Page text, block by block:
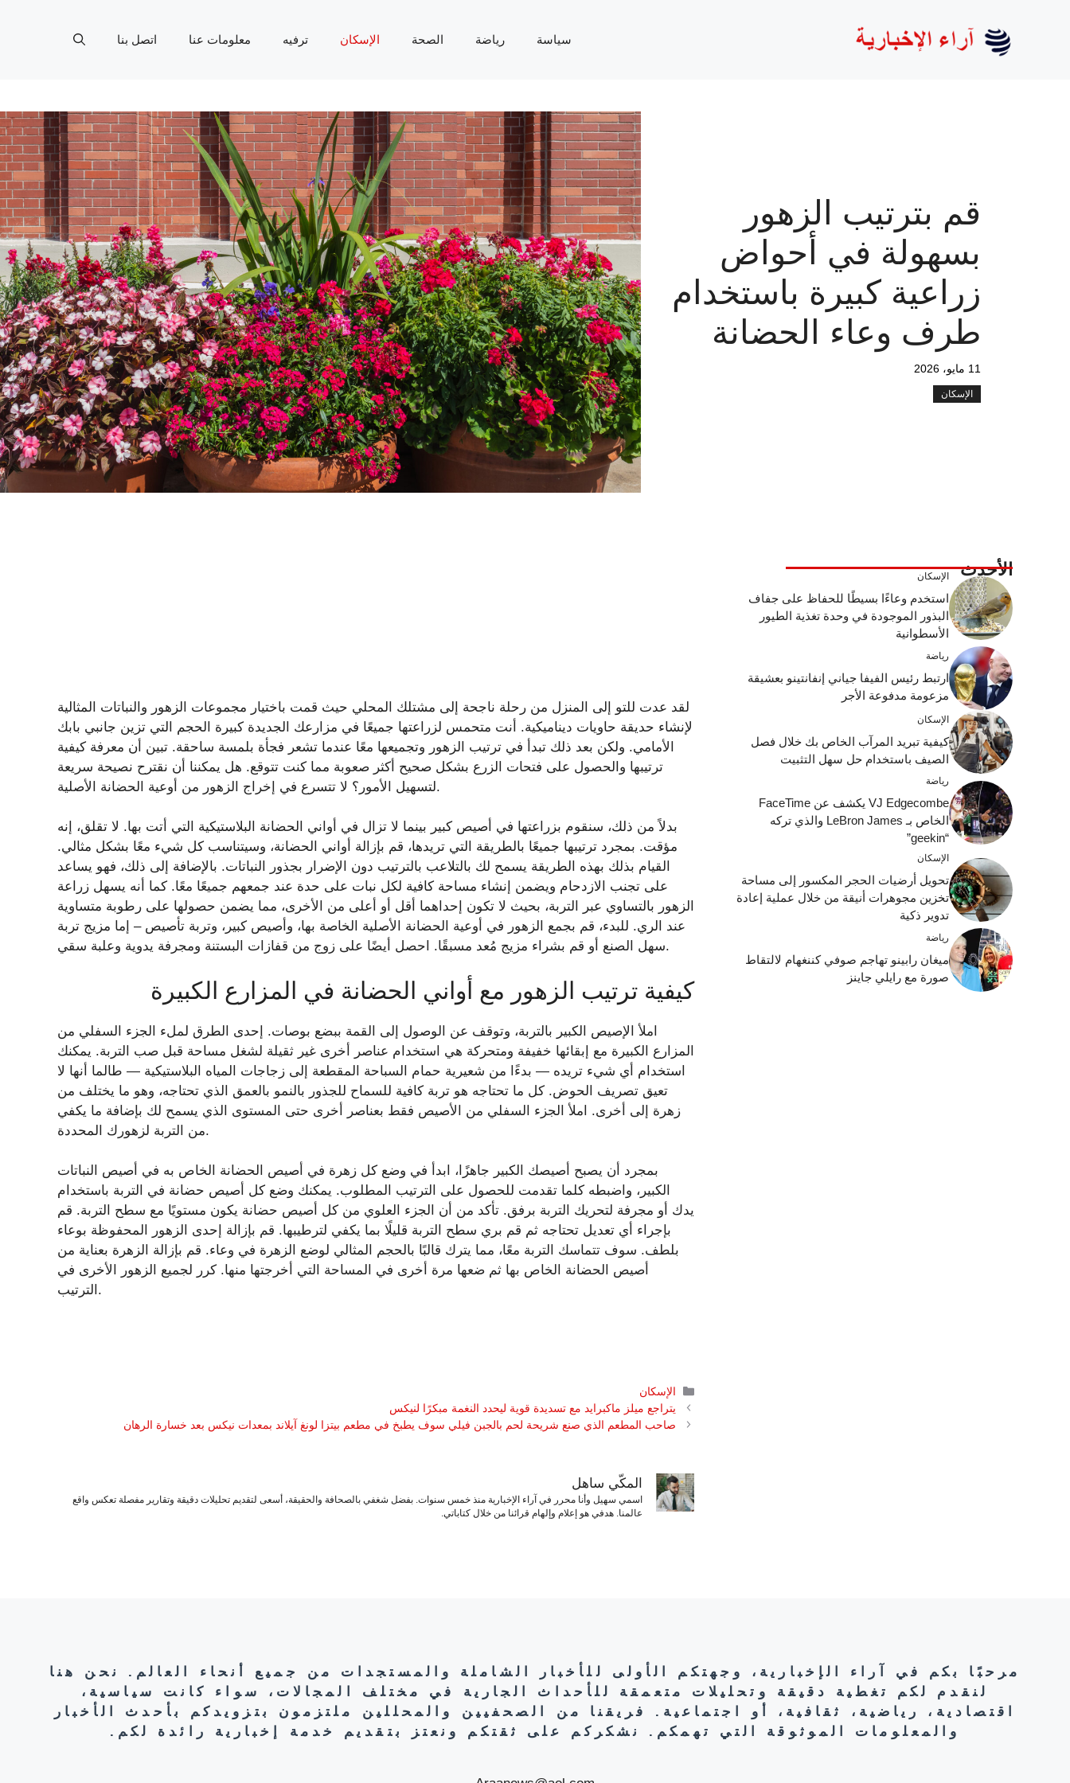
سياسة رياضة الصحة الإسكان ترفيه معلومات عنا اتصل بنا
قم بترتيب الزهور
بسهولة في أحواض
زراعية كبيرة باستخدام
طرف وعاء الحضانة
11 مايو، 2026
الإسكان
لقد عدت للتو إلى المنزل من رحلة ناجحة إلى مشتلك المحلي حيث قمت باختيار مجموعات الزهور والنباتات المثالية
لإنشاء حديقة حاويات ديناميكية. أنت متحمس لزراعتها جميعًا في مزارعك الجديدة كبيرة الحجم التي تزين جانبي بابك
الأمامي. ولكن بعد ذلك تبدأ في ترتيب الزهور وتجميعها معًا عندما تشعر فجأة بلمسة ساحقة. تبين أن معرفة كيفية
ترتيبها والحصول على فتحات الزرع بشكل صحيح أكثر صعوبة مما كنت تتوقع. هل يمكننا أن نقترح نصيحة سريعة
لتسهيل الأمور؟ لا تتسرع في إخراج الزهور من أوعية الحضانة الأصلية.
بدلاً من ذلك، سنقوم بزراعتها في أصيص كبير بينما لا تزال في أواني الحضانة البلاستيكية التي أتت بها. لا تقلق، إنه
مؤقت. بمجرد ترتيبها جميعًا بالطريقة التي تريدها، قم بإزالة أواني الحضانة، وسيتناسب كل شيء معًا بشكل مثالي.
القيام بذلك بهذه الطريقة يسمح لك بالتلاعب بالترتيب دون الإضرار بجذور النباتات. بالإضافة إلى ذلك، فهو يساعد
على تجنب الازدحام ويضمن إنشاء مساحة كافية لكل نبات على حدة عند جمعهم جميعًا معًا. كما أنه يسهل زراعة
الزهور بالتساوي عبر التربة، بحيث لا تكون إحداهما أقل أو أعلى من الأخرى، مما يضمن حصولها على رطوبة متساوية
عند الري. للبدء، قم بجمع الزهور في أوعية الحضانة الأصلية الخاصة بها، وأصيص كبير، وتربة تأصيص – إما مزيج تربة
سهل الصنع أو قم بشراء مزيج مُعد مسبقًا. احصل أيضًا على زوج من قفازات البستنة ومجرفة يدوية وعلبة سقي.
كيفية ترتيب الزهور مع أواني الحضانة في المزارع الكبيرة
املأ الإصيص الكبير بالتربة، وتوقف عن الوصول إلى القمة ببضع بوصات. إحدى الطرق لملء الجزء السفلي من
المزارع الكبيرة مع إبقائها خفيفة ومتحركة هي استخدام عناصر أخرى غير ثقيلة لشغل مساحة قبل صب التربة. يمكنك
استخدام أي شيء تريده — بدءًا من شعيرية حمام السباحة المقطعة إلى زجاجات المياه البلاستيكية — طالما أنها لا
تعيق تصريف الحوض. كل ما تحتاجه هو تربة كافية للسماح للجذور بالنمو بالعمق الذي تحتاجه، وهو ما يختلف من
زهرة إلى أخرى. املأ الجزء السفلي من الأصيص فقط بعناصر أخرى حتى المستوى الذي يسمح لك بإضافة ما يكفي
من التربة لزهورك المحددة.
بمجرد أن يصبح أصيصك الكبير جاهزًا، ابدأ في وضع كل زهرة في أصيص الحضانة الخاص به في أصيص النباتات
الكبير، واضبطه كلما تقدمت للحصول على الترتيب المطلوب. يمكنك وضع كل أصيص حضانة في التربة باستخدام
يدك أو مجرفة لتحريك التربة برفق. تأكد من أن الجزء العلوي من كل أصيص حضانة يكون مستويًا مع سطح التربة. قم
بإجراء أي تعديل تحتاجه ثم قم بري سطح التربة قليلًا بما يكفي لترطيبها. قم بإزالة إحدى الزهور المحفوظة بوعاء
بلطف. سوف تتماسك التربة معًا، مما يترك قالبًا بالحجم المثالي لوضع الزهرة في وعاء. قم بإزالة الزهرة بعناية من
أصيص الحضانة الخاص بها ثم ضعها مرة أخرى في المساحة التي أخرجتها منها. كرر لجميع الزهور الأخرى في
الترتيب.
التصنيفات
الإسكان
يتراجع ميلز ماكبرايد مع تسديدة قوية ليحدد النغمة مبكرًا لنيكس
صاحب المطعم الذي صنع شريحة لحم بالجبن فيلي سوف يطبخ في مطعم بيتزا لونغ آيلاند بمعدات نيكس بعد خسارة الرهان
المكّي ساهل
اسمي سهيل وأنا محرر في آراء الإخبارية منذ خمس سنوات. بفضل شغفي بالصحافة والحقيقة، أسعى لتقديم تحليلات دقيقة وتقارير مفصلة تعكس واقع
عالمنا. هدفي هو إعلام وإلهام قرائنا من خلال كتاباتي.
الأحدث الإسكان
استخدم وعاءًا بسيطًا للحفاظ على جفاف
البذور الموجودة في وحدة تغذية الطيور
الأسطوانية
رياضة
ارتبط رئيس الفيفا جياني إنفانتينو بعشيقة
مزعومة مدفوعة الأجر
الإسكان
كيفية تبريد المرآب الخاص بك خلال فصل
الصيف باستخدام حل سهل التثبيت
رياضة
VJ Edgecombe يكشف عن FaceTime
الخاص بـ LeBron James والذي تركه
“geekin”
الإسكان
تحويل أرضيات الحجر المكسور إلى مساحة
تخزين مجوهرات أنيقة من خلال عملية إعادة
تدوير ذكية
رياضة
ميغان رابينو تهاجم صوفي كننغهام لالتقاط
صورة مع رايلي جاينز
مرحبًا بكم في آراء الإخبارية، وجهتكم الأولى للأخبار الشاملة والمستجدات من جميع أنحاء العالم. نحن هنا
لنقدم لكم تغطية دقيقة وتحليلات متعمقة للأحداث الجارية في مختلف المجالات، سواء كانت سياسية،
اقتصادية، رياضية، ثقافية، أو اجتماعية. فريقنا من الصحفيين والمحللين ملتزمون بتزويدكم بأحدث الأخبار
والمعلومات الموثوقة التي تهمكم. نشكركم على ثقتكم ونعتز بتقديم خدمة إخبارية رائدة لكم.